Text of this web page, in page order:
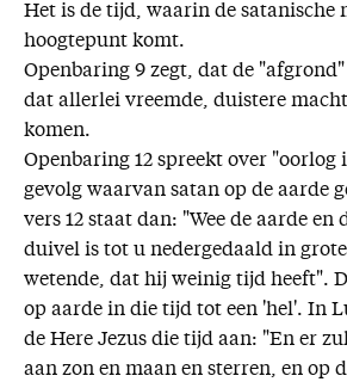
Het is de tijd, waarin de satanische
hoogtepunt komt.
Openbaring 9 zegt, dat de
dat allerlei vreemde, duistere
komen.
Openbaring 12 spreekt over "oorlog
gevolg waarvan satan op de aarde
vers 12 staat dan: "Wee de aarde en
duivel is tot u nedergedaald in
wetende, dat hij weinig tijd heeft".
op aarde in die tijd tot een 'hel'. In
de Here Jezus die tijd aan: "En er
aan zon en maan en sterren, en op